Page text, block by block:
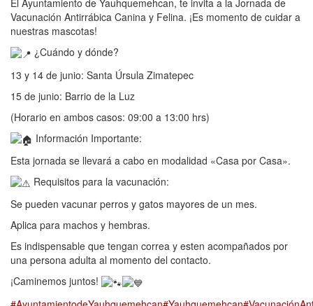
El Ayuntamiento de Yauhquemehcan, te invita a la Jornada de
Vacunación Antirrábica Canina y Felina. ¡Es momento de cuidar a
nuestras mascotas!
¿Cuándo y dónde?
13 y 14 de junio: Santa Úrsula Zimatepec
15 de junio: Barrio de la Luz
(Horario en ambos casos: 09:00 a 13:00 hrs)
Información Importante:
Esta jornada se llevará a cabo en modalidad «Casa por Casa».
Requisitos para la vacunación:
Se pueden vacunar perros y gatos mayores de un mes.
Aplica para machos y hembras.
Es indispensable que tengan correa y esten acompañados por
una persona adulta al momento del contacto.
¡Caminemos juntos!